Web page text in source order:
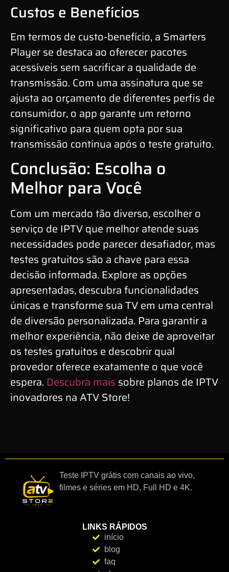
Custos e Benefícios
Em termos de custo-benefício, a Smarters
Player se destaca ao oferecer pacotes
acessíveis sem sacrificar a qualidade de
transmissão. Com uma assinatura que se
ajusta ao orçamento de diferentes perfis de
consumidor, o app garante um retorno
significativo para quem opta por sua
transmissão contínua após o teste gratuito.
Conclusão: Escolha o
Melhor para Você
Com um mercado tão diverso, escolher o
serviço de IPTV que melhor atende suas
necessidades pode parecer desafiador, mas
testes gratuitos são a chave para essa
decisão informada. Explore as opções
apresentadas, descubra funcionalidades
únicas e transforme sua TV em uma central
de diversão personalizada. Para garantir a
melhor experiência, não deixe de aproveitar
os testes gratuitos e descobrir qual
provedor oferece exatamente o que você
espera. Descubra mais sobre planos de IPTV
inovadores na ATV Store!
Teste IPTV grátis com canais ao vivo,
filmes e séries em HD, Full HD e 4K.
LINKS RÁPIDOS
início
blog
faq